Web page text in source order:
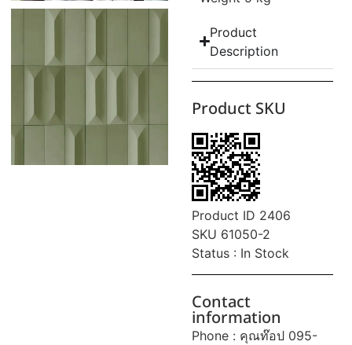
Product
Description
Product SKU
Product ID 2406
SKU 61050-2
Status : In Stock
Contact
information
Phone : คุณท๊อป 095-